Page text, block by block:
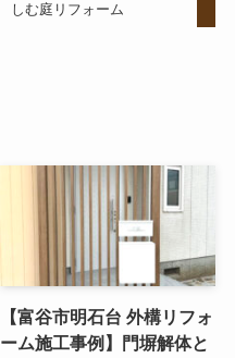
しむ庭リフォーム
【富谷市明石台 外構リフォ
ーム施工事例】門塀解体と